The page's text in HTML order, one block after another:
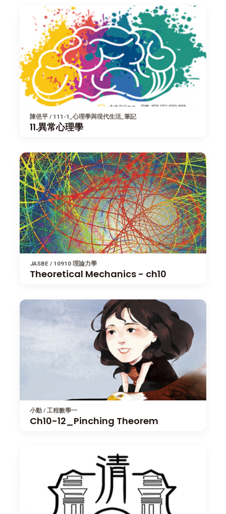
陳俋平 / 111-1_心理學與現代生活_筆記
11.異常心理學
JASBE / 10910 理論力學
Theoretical Mechanics - ch10
小動 / 工程數學一
Ch10-12_Pinching Theorem